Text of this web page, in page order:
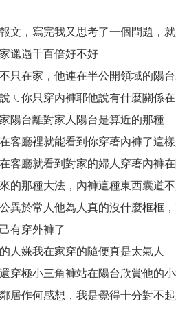
文，寫完我又思考了一個問題，
邋遢千百倍好不好
只在家，他連在半公開領域的陽
ㄟ你只穿內褲耶他說有什麼關係
陽台離對家人陽台是算近的那種
客廳裡就能看到你穿著內褲了這
客廳就看到對家的婦人穿著內褲
的那種大法，內褲這種東西囊道
異於常人他為人真的沒什麼框框
有穿外褲了
人嫌我在家穿的隨便真是太氣人
穿極小三角褲站在陽台欣賞他的
居作何感想，我是覺得十分對不起